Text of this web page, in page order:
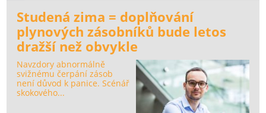
Studená zima = doplňování
plynových zásobníků bude letos
dražší než obvykle
Navzdory abnormálně
svižnému čerpání zásob
není důvod k panice. Scénář
skokového...